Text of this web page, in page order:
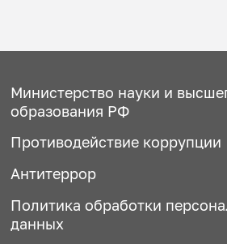
Министерство науки и
образования РФ
Противодействие коррупции
Антитеррор
Политика обработки
данных